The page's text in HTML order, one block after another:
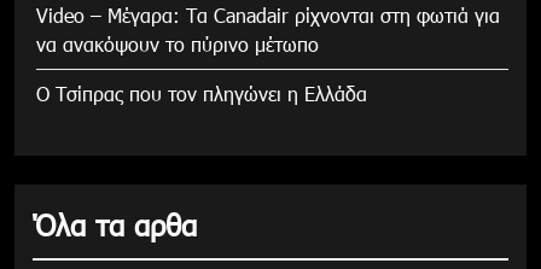
Video – Μέγαρα: Τα Canadair ρίχνονται στη φωτιά για
να ανακόψουν το πύρινο μέτωπο
Ο Τσίπρας που τον πληγώνει η Ελλάδα
Όλα τα αρθα